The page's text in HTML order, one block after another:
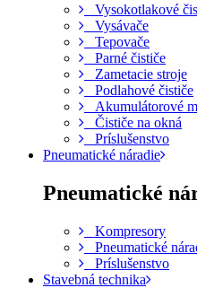
Vysokotlakové
Vysávače
Tepovače
Parné čističe
Zametacie stroje
Podlahové čističe
Akumulátorové
Čističe na okná
Príslušenstvo
Pneumatické náradie
Pneumatické
Kompresory
Pneumatické
Príslušenstvo
Stavebná technika